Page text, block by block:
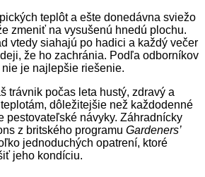
teplôt a ešte donedávna sviežo
zmeniť na vysušenú hnedú plochu.
vtedy siahajú po hadici a každý večer
že ho zachránia. Podľa odborníkov
je najlepšie riešenie.
trávnik počas leta hustý, zdravý a
dôležitejšie než každodenné
pestovateľské návyky. Záhradnícky
z britského programu Gardeners’
jednoduchých opatrení, ktoré
jeho kondíciu.